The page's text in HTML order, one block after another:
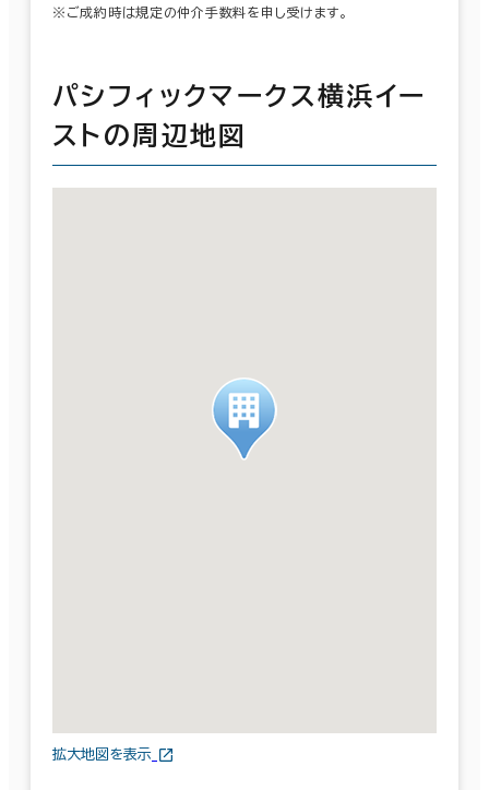
※ご成約時は規定の仲介手数料を申し受けます。
パシフィックマークス横浜イー
ストの周辺地図
拡大地図を表示